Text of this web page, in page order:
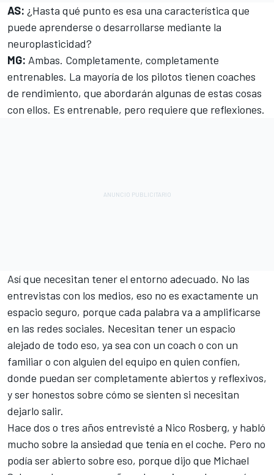
AS: ¿Hasta qué punto es esa una característica que
puede aprenderse o desarrollarse mediante la
neuroplasticidad?
MG: Ambas. Completamente, completamente
entrenables. La mayoría de los pilotos tienen coaches
de rendimiento, que abordarán algunas de estas cosas
con ellos. Es entrenable, pero requiere que reflexiones.
Así que necesitan tener el entorno adecuado. No las
entrevistas con los medios, eso no es exactamente un
espacio seguro, porque cada palabra va a amplificarse
en las redes sociales. Necesitan tener un espacio
alejado de todo eso, ya sea con un coach o con un
familiar o con alguien del equipo en quien confíen,
donde puedan ser completamente abiertos y reflexivos,
y ser honestos sobre cómo se sienten si necesitan
dejarlo salir.
Hace dos o tres años entrevisté a Nico Rosberg, y habló
mucho sobre la ansiedad que tenía en el coche. Pero no
podía ser abierto sobre eso, porque dijo que Michael